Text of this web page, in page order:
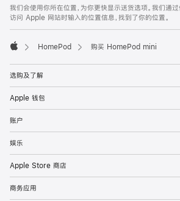
我们会使用你所在位置，为你更快显示送货选项。我们通
访问 Apple 网站时输入的位置信息，找到了你的位置。
HomePod 购买 HomePod mini
选购及了解
Apple 钱包
账户
娱乐
Apple Store 商店
商务应用